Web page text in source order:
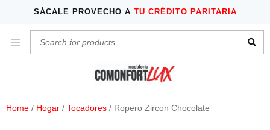
SÁCALE PROVECHO A TU CRÉDITO PARITARIA
Home / Hogar / Tocadores / Ropero Zircon Chocolate